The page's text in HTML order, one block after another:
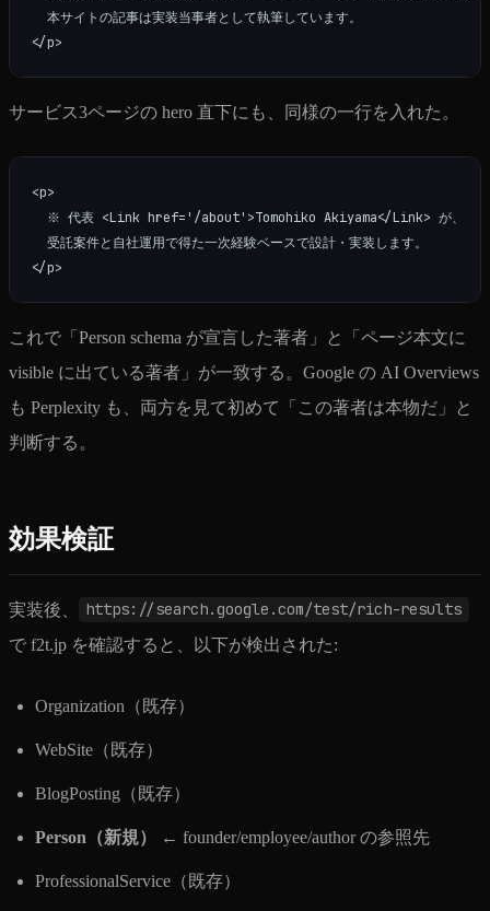
  本サイトの記事は実装当事者として執筆しています。
サービス3ページの hero 直下にも、同様の一行を入れた。
<p>
  ※ 代表 <Link href='/about'>Tomohiko Akiyama</Link> が、
  受託案件と自社運用で得た一次経験ベースで設計・実装します。
これで「Person schema が宣言した著者」と「ページ本文に
visible に出ている著者」が一致する。Google の AI Overviews
も Perplexity も、両方を見て初めて「この著者は本物だ」と
判断する。
効果検証
実装後、 https://search.google.com/test/rich-results
で f2t.jp を確認すると、以下が検出された:
Organization（既存）
WebSite（既存）
BlogPosting（既存）
Person（新規） ← founder/employee/author の参照先
ProfessionalService（既存）